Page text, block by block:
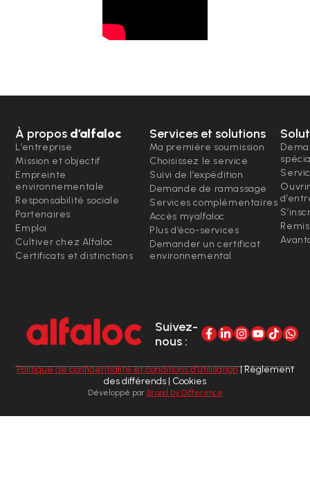
À propos d’alfaloc
L’entreprise
Mission et objectif
Empreinte
environnementale
Responsabilité sociale
Partenaires
Emploi
Cultiver chez Alfaloc
Certificats et distinctions
Services et solutions
Ma première soumission
Choisissez le service
Suivi de l’expédition
Demande de ramassage
Services complémentaires
Accès myalfaloc
Plus d’éco-services
Demander un certificat
environnemental
Suivez-
nous :
Politique de confidentialité et conditions d’utilisation| Règlement
des différends | Cookies
Développé par Brand by Difference